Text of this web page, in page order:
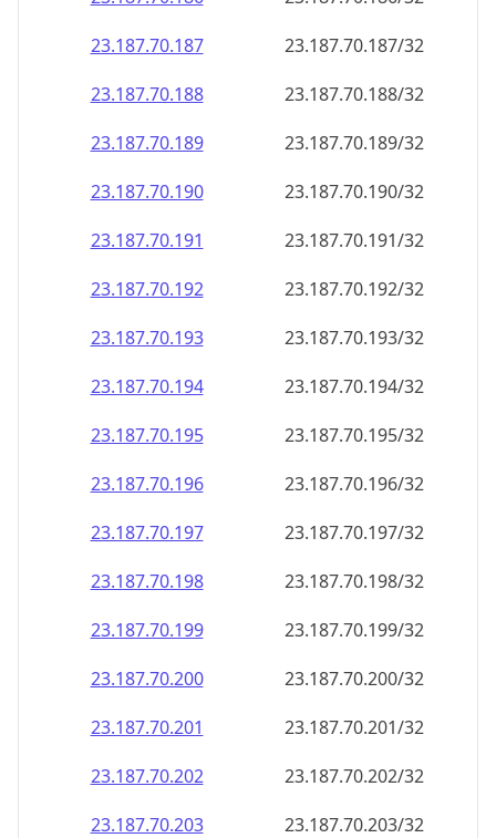
23.187.70.187
23.187.70.187/32
23.187.70.188
23.187.70.188/32
23.187.70.189
23.187.70.189/32
23.187.70.190
23.187.70.190/32
23.187.70.191
23.187.70.191/32
23.187.70.192
23.187.70.192/32
23.187.70.193
23.187.70.193/32
23.187.70.194
23.187.70.194/32
23.187.70.195
23.187.70.195/32
23.187.70.196
23.187.70.196/32
23.187.70.197
23.187.70.197/32
23.187.70.198
23.187.70.198/32
23.187.70.199
23.187.70.199/32
23.187.70.200
23.187.70.200/32
23.187.70.201
23.187.70.201/32
23.187.70.202
23.187.70.202/32
23.187.70.203
23.187.70.203/32